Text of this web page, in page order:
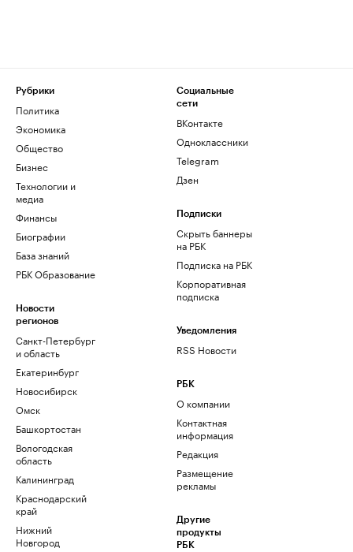
Рубрики
Политика
Экономика
Общество
Бизнес
Технологии и
медиа
Финансы
Биографии
База знаний
РБК Образование
Новости
регионов
Санкт-Петербург
и область
Екатеринбург
Новосибирск
Омск
Башкортостан
Вологодская
область
Калининград
Краснодарский
край
Нижний
Новгород
Социальные
сети
ВКонтакте
Одноклассники
Telegram
Дзен
Подписки
Скрыть баннеры
на РБК
Подписка на РБК
Корпоративная
подписка
Уведомления
RSS Новости
РБК
О компании
Контактная
информация
Редакция
Размещение
рекламы
Другие
продукты
РБК